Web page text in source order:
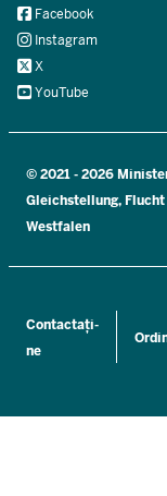
Contactați-
ne
SocialFacebook
Instagram
X
YouTube
© 2021 - 2026
Gleichstellung,
Westfalen